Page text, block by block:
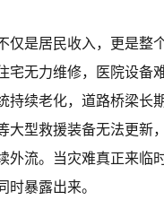
仅是居民收入，更是整
宅无力维修，医院设备
持续老化，道路桥梁长
大型救援装备无法更新
外流。当灾难真正来临
时暴露出来。